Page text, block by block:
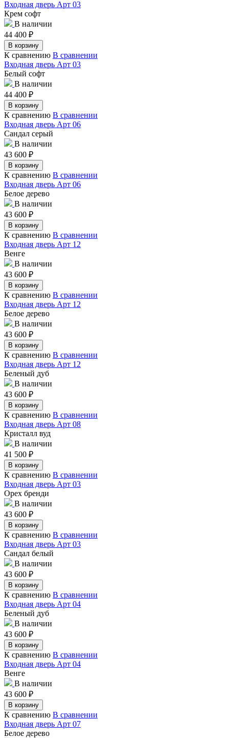
Входная дверь Арт 03
Крем софт
В наличии
44 400 ₽
В корзину
К сравнению В сравнении
Входная дверь Арт 03
Белый софт
В наличии
44 400 ₽
В корзину
К сравнению В сравнении
Входная дверь Арт 06
Сандал серый
В наличии
43 600 ₽
В корзину
К сравнению В сравнении
Входная дверь Арт 06
Белое дерево
В наличии
43 600 ₽
В корзину
К сравнению В сравнении
Входная дверь Арт 12
Венге
В наличии
43 600 ₽
В корзину
К сравнению В сравнении
Входная дверь Арт 12
Белое дерево
В наличии
43 600 ₽
В корзину
К сравнению В сравнении
Входная дверь Арт 12
Беленый дуб
В наличии
43 600 ₽
В корзину
К сравнению В сравнении
Входная дверь Арт 08
Кристалл вуд
В наличии
41 500 ₽
В корзину
К сравнению В сравнении
Входная дверь Арт 03
Орех бренди
В наличии
43 600 ₽
В корзину
К сравнению В сравнении
Входная дверь Арт 03
Сандал белый
В наличии
43 600 ₽
В корзину
К сравнению В сравнении
Входная дверь Арт 04
Беленый дуб
В наличии
43 600 ₽
В корзину
К сравнению В сравнении
Входная дверь Арт 04
Венге
В наличии
43 600 ₽
В корзину
К сравнению В сравнении
Входная дверь Арт 07
Белое дерево